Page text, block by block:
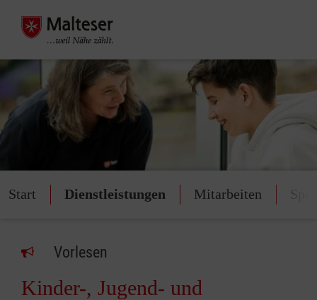
Start Dienstleistungen Mitarbeiten
Vorlesen
Kinder-, Jugend- und